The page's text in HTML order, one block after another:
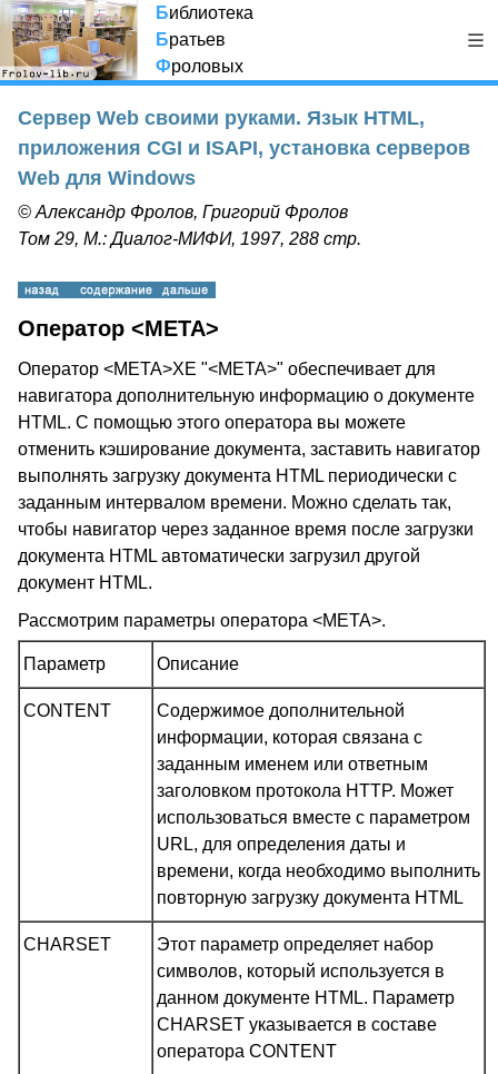
Библиотека
Братьев
Фроловых
Сервер Web своими руками. Язык HTML,
приложения CGI и ISAPI, установка серверов
Web для Windows
© Александр Фролов, Григорий Фролов
Том 29, М.: Диалог-МИФИ, 1997, 288 стр.
Оператор <META>
Оператор <META>XE "<META>" обеспечивает для
навигатора дополнительную информацию о документе
HTML. С помощью этого оператора вы можете
отменить кэширование документа, заставить навигатор
выполнять загрузку документа HTML периодически с
заданным интервалом времени. Можно сделать так,
чтобы навигатор через заданное время после загрузки
документа HTML автоматически загрузил другой
документ HTML.
Рассмотрим параметры оператора <META>.
Параметр Описание
CONTENT
Содержимое дополнительной
информации, которая связана с
заданным именем или ответным
заголовком протокола HTTP. Может
использоваться вместе с параметром
URL, для определения даты и
времени, когда необходимо выполнить
повторную загрузку документа HTML
CHARSET
Этот параметр определяет набор
символов, который используется в
данном документе HTML. Параметр
CHARSET указывается в составе
оператора CONTENT